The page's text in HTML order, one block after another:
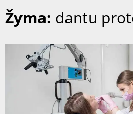
Žyma: dantu